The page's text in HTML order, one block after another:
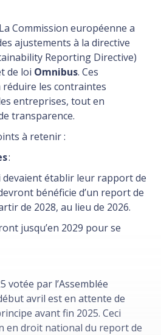
Commission européenne a
ajustements à la directive
Reporting Directive)
de loi Omnibus. Ces
les contraintes
entreprises, tout en
transparence.
à retenir :
:
devaient établir leur rapport de
bénéficie d’un report de
de 2028, au lieu de 2026.
jusqu’en 2029 pour se
votée par l’Assemblée
avril est en attente de
avant fin 2025. Ceci
en droit national du report de